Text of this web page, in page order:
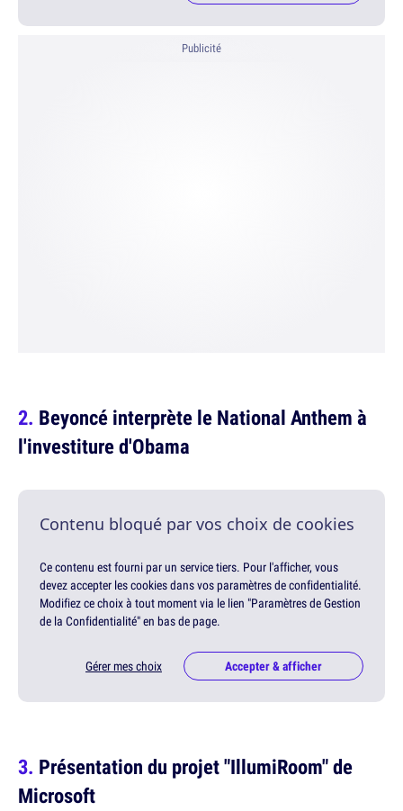
Publicité
Beyoncé interprète le National Anthem à
l'investiture d'Obama
Contenu bloqué par vos choix de cookies
Ce contenu est fourni par un service tiers. Pour l'afficher, vous
devez accepter les cookies dans vos paramètres de confidentialité.
Modifiez ce choix à tout moment via le lien "Paramètres de Gestion
de la Confidentialité" en bas de page.
Gérer mes choix Accepter & afficher
Présentation du projet "IllumiRoom" de
Microsoft